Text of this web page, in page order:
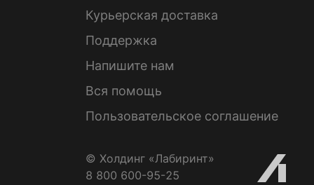
Курьерская доставка
Поддержка
Напишите нам
Вся помощь
Пользовательское соглашение
© Холдинг «Лабиринт»
8 800 600-95-25